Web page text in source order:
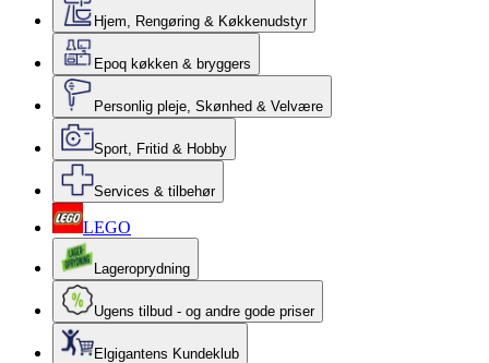
Hjem, Rengøring & Køkkenudstyr
Epoq køkken & bryggers
Personlig pleje, Skønhed & Velvære
Sport, Fritid & Hobby
Services & tilbehør
LEGO
Lageroprydning
Ugens tilbud - og andre gode priser
Elgigantens Kundeklub